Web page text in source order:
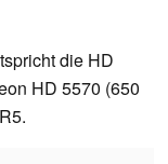
die HD
HD 5570 (650